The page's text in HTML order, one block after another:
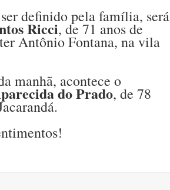
definido pela família, será
Ricci, de 71 anos de
Antônio Fontana, na vila
manhã, acontece o
do Prado, de 78